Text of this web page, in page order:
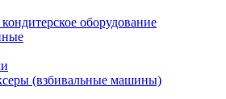
оборудование
(взбивальные машины)